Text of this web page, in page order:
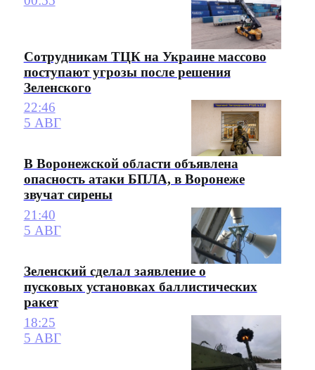
Сотрудникам ТЦК на Украине массово
поступают угрозы после решения
Зеленского
22:46
5 АВГ
В Воронежской области объявлена
опасность атаки БПЛА, в Воронеже
звучат сирены
21:40
5 АВГ
Зеленский сделал заявление о
пусковых установках баллистических
ракет
18:25
5 АВГ